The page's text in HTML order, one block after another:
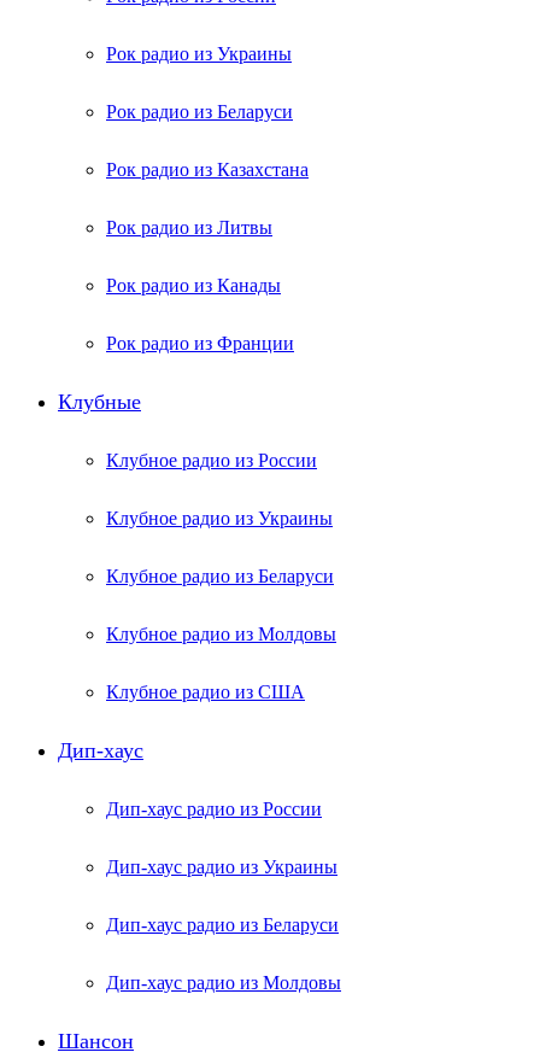
Рок радио из Украины
Рок радио из Беларуси
Рок радио из Казахстана
Рок радио из Литвы
Рок радио из Канады
Рок радио из Франции
Клубные
Клубное радио из России
Клубное радио из Украины
Клубное радио из Беларуси
Клубное радио из Молдовы
Клубное радио из США
Дип-хаус
Дип-хаус радио из России
Дип-хаус радио из Украины
Дип-хаус радио из Беларуси
Дип-хаус радио из Молдовы
Шансон